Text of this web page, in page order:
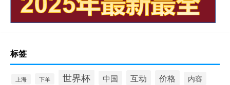
标签
上海 下单 世界杯 中国 互动 价格 内容